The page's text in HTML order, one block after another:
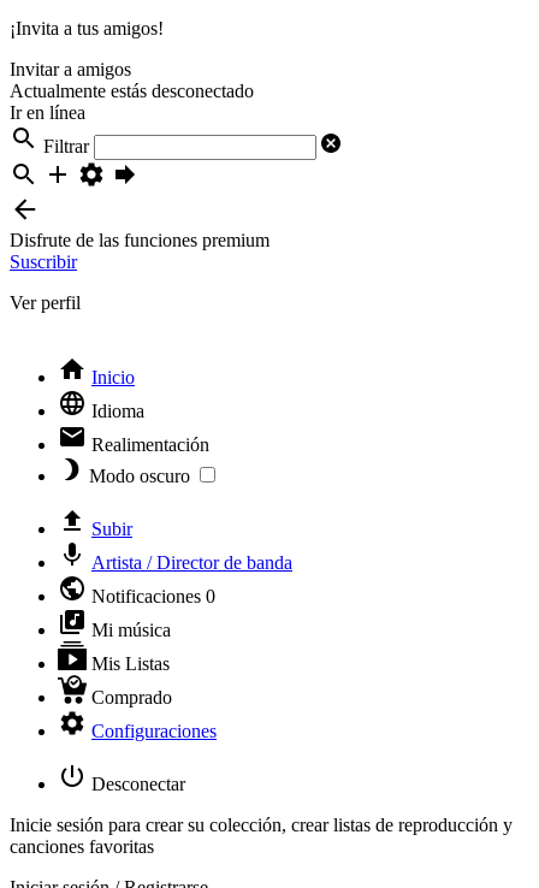
¡Invita a tus amigos!
Invitar a amigos
Actualmente estás desconectado
Ir en línea
Filtrar
Disfrute de las funciones premium
Suscribir
Ver perfil
Inicio
Idioma
Realimentación
Modo oscuro
Subir
Artista / Director de banda
Notificaciones 0
Mi música
Mis Listas
Comprado
Configuraciones
Desconectar
Inicie sesión para crear su colección, crear listas de reproducción y
canciones favoritas